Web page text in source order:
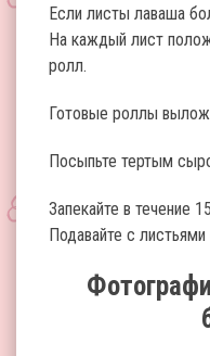
Если листы лаваша
На каждый лист
ролл.
Готовые роллы
Посыпьте тертым
Запекайте в течение
Подавайте с листьями